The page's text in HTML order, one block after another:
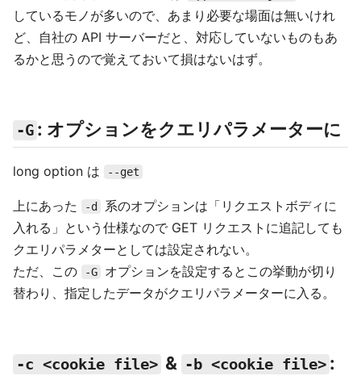
しているモノが多いので、あまり必要な場面は無いけれ
ど、自社の API サーバーだと、対応していないものもあ
るかと思うので覚えておいて損はないはず。
-G : オプションをクエリパラメーターに
long option は --get
上にあった -d
系のオプションは「リクエストボディに
入れる」という仕様なので GET リクエストに追記しても
クエリパラメターとしては設定されない。
ただ、この
-G
オプションを設定するとこの挙動が切り
替わり、指定したデータがクエリパラメーターに入る。
-c <cookie file> & -b <cookie file> :